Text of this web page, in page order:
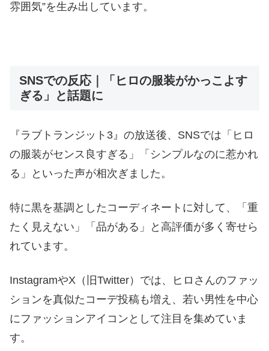
雰囲気”を生み出しています。
SNSでの反応｜「ヒロの服装がかっこよす
ぎる」と話題に
『ラブトランジット3』の放送後、SNSでは「ヒロ
の服装がセンス良すぎる」「シンプルなのに惹かれ
る」といった声が相次ぎました。
特に黒を基調としたコーディネートに対して、「重
たく見えない」「品がある」と高評価が多く寄せら
れています。
InstagramやX（旧Twitter）では、ヒロさんのファッ
ションを真似たコーデ投稿も増え、若い男性を中心
にファッションアイコンとして注目を集めていま
す。